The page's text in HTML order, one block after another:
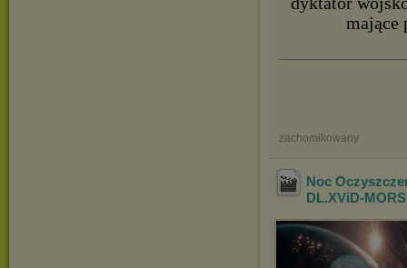
mające
zachomikowany
Noc
DL.XViD-MORS